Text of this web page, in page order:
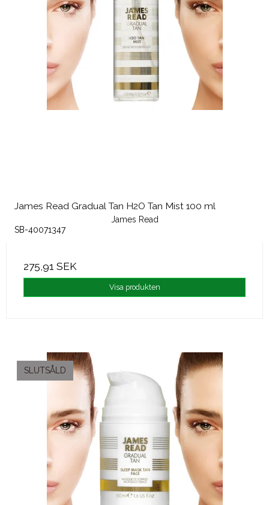
James Read Gradual Tan H2O Tan Mist 100 ml
James Read
SB-40071347
275,91 SEK
Visa produkten
SLUTSÅLD